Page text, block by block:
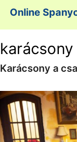
Kilépés
tartalomba
Online
karácsony
Karácsony a